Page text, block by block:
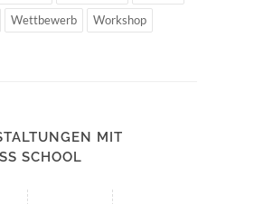
Wettbewerb Workshop
MIT
SCHOOL